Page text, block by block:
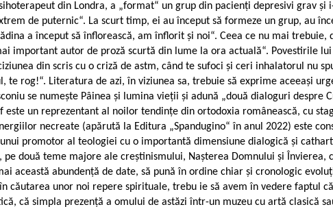
din Londra, a „format“ un grup din pacienți depresivi grav
de puternic“. La scurt timp, ei au început să formeze un grup, au
a început să înflorească, am înflorit și noi“. Ceea ce nu mai trebuie,
important autor de proză scurtă din lume la ora actuală“. Povestirile
din scris cu o criză de astm, când te sufoci și ceri inhalatorul nu
te rog!“. Literatura de azi, în viziunea sa, trebuie să exprime aceeași
se numește Pâinea și lumina vieții și adună „două dialoguri despre
este un reprezentant al noilor tendințe din ortodoxia românească, cu
necreate (apărută la Editura „Spandugino“ în anul 2022) este
unui promotor al teologiei cu o importantă dimensiune dialogică și
două teme majore ale creștinismului, Nașterea Domnului și
această abundență de date, să pună în ordine chiar și cronologic
căutarea unor noi repere spirituale, trebu ie să avem în vedere faptul
că simpla prezență a omului de astăzi într-un muzeu cu artă clasică